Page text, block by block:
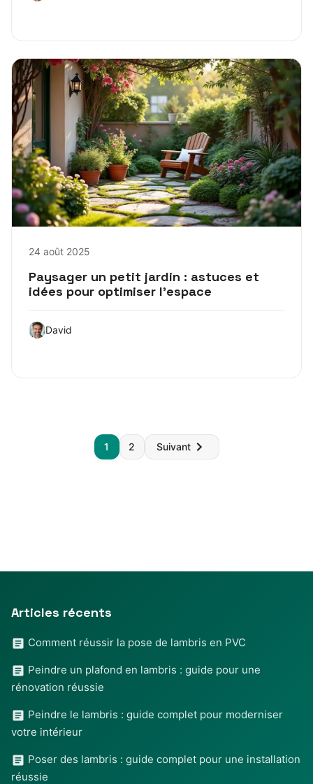
24 août 2025
Paysager un petit jardin : astuces et
idées pour optimiser l’espace
David
Pagination
des
1 2 Suivant
Articles récents
Comment réussir la pose de lambris en PVC
Peindre un plafond en lambris : guide pour une
rénovation réussie
Peindre le lambris : guide complet pour moderniser
votre intérieur
Poser des lambris : guide complet pour une installation
réussie